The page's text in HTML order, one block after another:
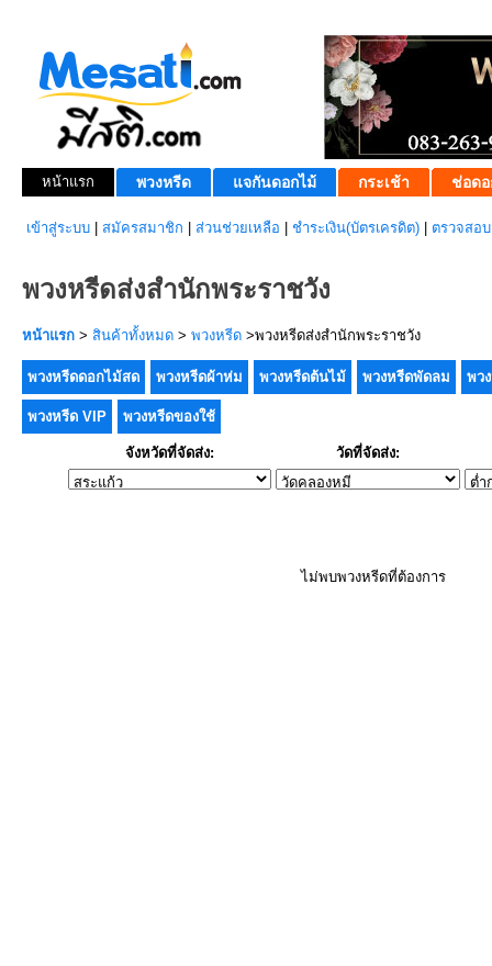
หน้าแรก พวงหรีด แจกันดอกไม้ กระเช้า ช่อดอ
เข้าสู่ระบบ สมัครสมาชิก ส่วนช่วยเหลือ ชำระเงิน(บัตรเครดิต) ตรวจสอ
พวงหรีดส่งสำนักพระราชวัง
หน้าแรก > สินค้าทั้งหมด > พวงหรีด >พวงหรีดส่งสำนักพระราชวัง
พวงหรีดดอกไม้สด พวงหรีดผ้าห่ม พวงหรีดต้นไม้ พวงหรีดพัดลม พว
พวงหรีด VIP พวงหรีดของใช้
จังหวัดที่จัดส่ง: วัดที่จัดส่ง:
ไม่พบพวงหรีดที่ต้องการ